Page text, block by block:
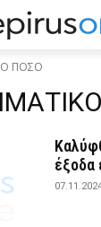
ΠΟΣΟ
έξοδα